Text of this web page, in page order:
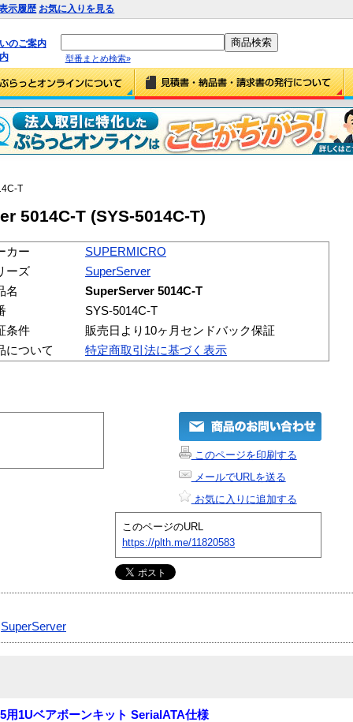
示履歴 お気に入りを見る
のご案内
型番まとめ検索»
T
5014C-T (SYS-5014C-T)
カー
SUPERMICRO
ーズ
SuperServer
名
SuperServer 5014C-T
SYS-5014C-T
条件
販売日より10ヶ月センドバック保証
について
特定商取引法に基づく表示
このページを印刷する
メールでURLを送る
お気に入りに追加する
このページのURL
https://plth.me/11820583
SuperServer
1Uベアボーンキット SerialATA仕様